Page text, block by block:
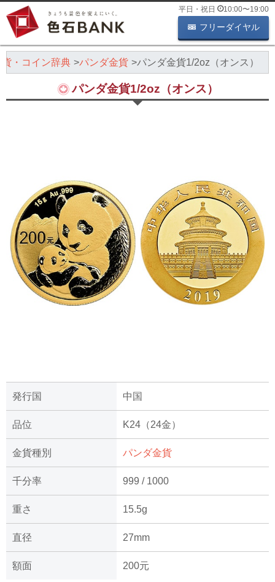
平日・祝日 10:00〜19:00
フリーダイヤル
貨・コイン辞典 パンダ金貨 パンダ金貨1/2oz（オンス）
パンダ金貨1/2oz（オンス）
発行国 中国
品位 K24（24金）
金貨種別 パンダ金貨
千分率 999 / 1000
重さ 15.5g
直径 27mm
額面 200元